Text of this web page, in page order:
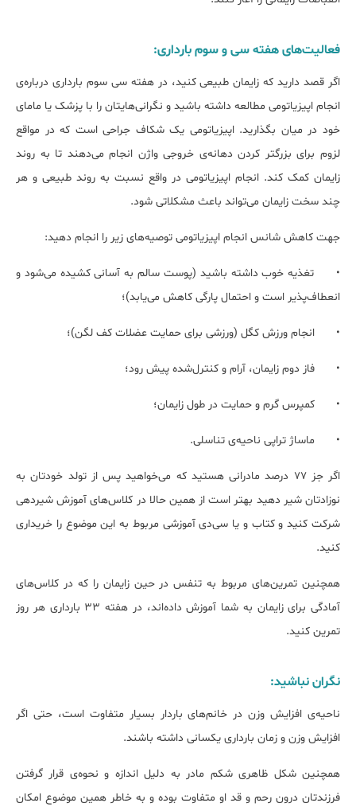
فعالیت‌های هفته سی و سوم بارداری:
اگر قصد دارید که زایمان طبیعی کنید، در هفته سی سوم بارداری درباره‌ی
انجام اپیزیاتومی مطالعه داشته باشید و نگرانی‌هایتان را با پزشک یا مامای
خود در میان بگذارید. اپیزیاتومی یک شکاف جراحی است که در مواقع
لزوم برای بزرگتر کردن دهانه‌ی خروجی واژن انجام می‌دهند تا به روند
زایمان کمک کند. انجام اپیزیاتومی در واقع نسبت به روند طبیعی و هر
چند سخت زایمان می‌تواند باعث مشکلاتی شود.
جهت کاهش شانس انجام اپیزیاتومی توصیه‌های زیر را انجام دهید:
•
تغذیه خوب داشته باشید (پوست سالم به آسانی کشیده می‌شود و
انعطاف‌پذیر است و احتمال پارگی کاهش می‌یابد)؛
• انجام ورزش کگل (ورزشی برای حمایت عضلات کف لگن)؛
• فاز دوم زایمان، آرام و کنترل‌شده پیش رود؛
• کمپرس گرم و حمایت در طول زایمان؛
• ماساژ تراپی ناحیه‌ی تناسلی.
اگر جز 77 درصد مادرانی هستید که می‌خواهید پس از تولد خودتان به
نوزادتان شیر دهید بهتر است از همین حالا در کلاس‌های آموزش شیردهی
شرکت کنید و کتاب و یا سی‌دی آموزشی مربوط به این موضوع را خریداری
کنید.
همچنین تمرین‌های مربوط به تنفس در حین زایمان را که در کلاس‌های
آمادگی برای زایمان به شما آموزش داده‌اند، در هفته 33 بارداری هر روز
تمرین کنید.
نگران نباشید:
ناحیه‌ی افزایش وزن در خانم‌های باردار بسیار متفاوت است، حتی اگر
افزایش وزن و زمان بارداری یکسانی داشته باشند.
همچنین شکل ظاهری شکم مادر به دلیل اندازه و نحوه‌ی قرار گرفتن
فرزندتان درون رحم و قد او متفاوت بوده و به خاطر همین موضوع امکان